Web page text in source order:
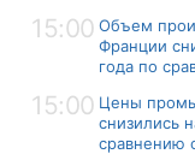
15:00 Объем
Франции
года по
15:00 Цены
снизились
сравнению